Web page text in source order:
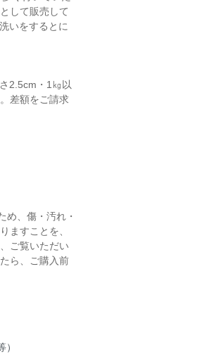
して販売して
いをするとに
2.5cm・1㎏以
差額をご請求
め、傷・汚れ・
ますことを、
ご覧いただい
ら、ご購入前